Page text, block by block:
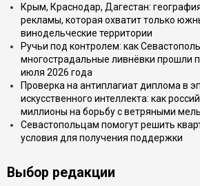
Крым, Краснодар, Дагестан:
рекламы, которая охватит только
винодельческие территории
Ручьи под контролем: как
многострадальные ливнёвки прошли
июля 2026 года
Проверка на антиплагиат диплома в
искусственного интеллекта: как
миллионы на борьбу с ветряными
Севастопольцам помогут решить
условия для получения поддержки
Выбор редакции